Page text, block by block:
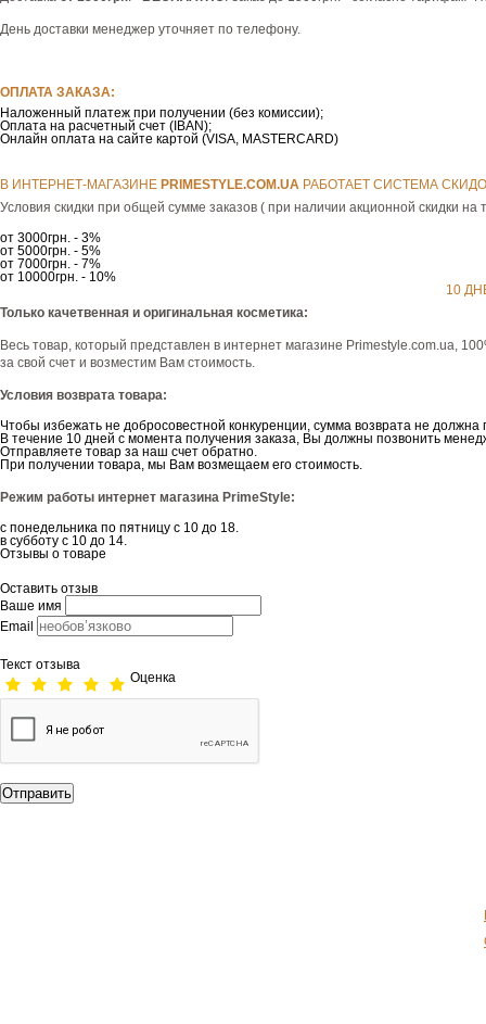
День доставки менеджер уточняет по телефону.
ОПЛАТА ЗАКАЗА:
Наложенный платеж при получении (без комиссии);
Оплата на расчетный счет (IBAN);
Онлайн оплата на сайте картой (VISA, MASTERCARD)
В ИНТЕРНЕТ-МАГАЗИНЕ РRIMESTYLE.COM.UA РАБОТАЕТ СИСТЕМА
Условия скидки при общей сумме заказов ( при наличии акционной скидки на
от 3000грн. - 3%
от 5000грн. - 5%
от 7000грн. - 7%
от 10000грн. - 10%
10
Только качетвенная и оригинальная косметика:
Весь товар, который представлен в интернет магазине Рrimestyle.com.ua,
за свой счет и возместим Вам стоимость.
Условия возврата товара:
Чтобы избежать не добросовестной конкуренции, сумма возврата не
В течение 10 дней с момента получения заказа, Вы должны позвонить
Отправляете товар за наш счет обратно.
При получении товара, мы Вам возмещаем его стоимость.
Режим работы интернет магазина PrimeStyle:
с понедельника по пятницу с 10 до 18.
в субботу с 10 до 14.
Отзывы о товаре
Оставить отзыв
Ваше имя
Email
Текст отзыва
Оценка